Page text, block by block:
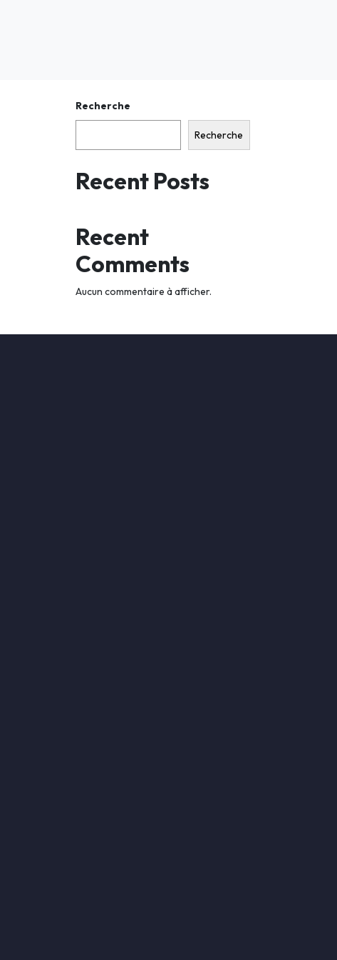
Recherche
Recherche
Recent Posts
Recent
Comments
Aucun commentaire à afficher.